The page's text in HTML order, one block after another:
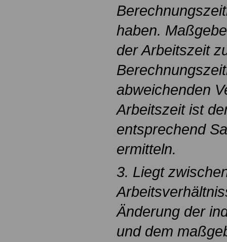
haben.
der Arbeitszeit
abweichenden
Arbeitszeit ist
entsprechend
ermitteln.
3. Liegt
Änderung der
und dem